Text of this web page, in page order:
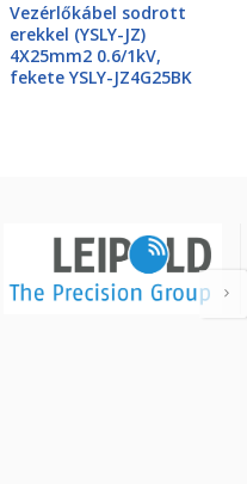
Vezérlőkábel sodrott
erekkel (YSLY-JZ)
4X25mm2 0.6/1kV,
fekete YSLY-JZ4G25BK